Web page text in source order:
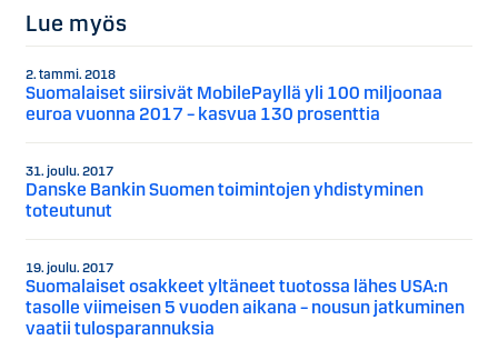
Lue myös
2. tammi. 2018
Suomalaiset siirsivät MobilePayllä yli 100 miljoonaa
euroa vuonna 2017 – kasvua 130 prosenttia
31. joulu. 2017
Danske Bankin Suomen toimintojen yhdistyminen
toteutunut
19. joulu. 2017
Suomalaiset osakkeet yltäneet tuotossa lähes USA:n
tasolle viimeisen 5 vuoden aikana – nousun jatkuminen
vaatii tulosparannuksia